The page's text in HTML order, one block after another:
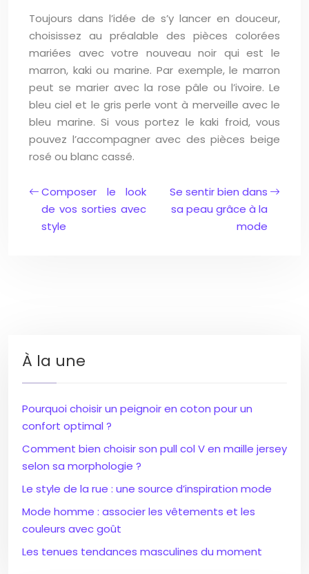
Toujours dans l’idée de s’y lancer en douceur,
choisissez au préalable des pièces colorées
mariées avec votre nouveau noir qui est le
marron, kaki ou marine. Par exemple, le marron
peut se marier avec la rose pâle ou l’ivoire. Le
bleu ciel et le gris perle vont à merveille avec le
bleu marine. Si vous portez le kaki froid, vous
pouvez l’accompagner avec des pièces beige
rosé ou blanc cassé.
Composer le look
de vos sorties avec
style
Se sentir bien dans
sa peau grâce à la
mode
À la une
Pourquoi choisir un peignoir en coton pour un
confort optimal ?
Comment bien choisir son pull col V en maille jersey
selon sa morphologie ?
Le style de la rue : une source d’inspiration mode
Mode homme : associer les vêtements et les
couleurs avec goût
Les tenues tendances masculines du moment